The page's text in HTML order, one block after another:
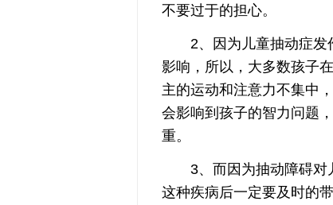
不要过于的担心。
2、因为儿童抽动症发
影响，所以，大多数孩子
主的运动和注意力不集中
会影响到孩子的智力问题
重。
3、而因为抽动障碍对
这种疾病后一定要及时的